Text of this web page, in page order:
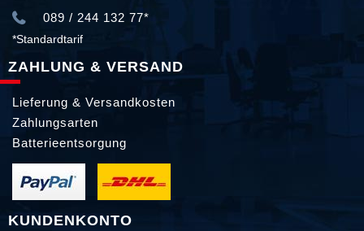
089 / 244 132 77*
*Standardtarif
ZAHLUNG & VERSAND
Lieferung & Versandkosten
Zahlungsarten
Batterieentsorgung
KUNDENKONTO